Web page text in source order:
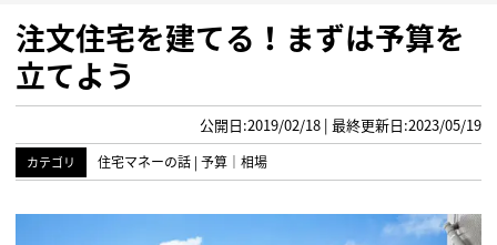
注文住宅を建てる！まずは予算を
立てよう
カテゴリ 住宅マネーの話 | 予算 ｜ 相場
公開日:2019/02/18 | 最終更新日:2023/05/19